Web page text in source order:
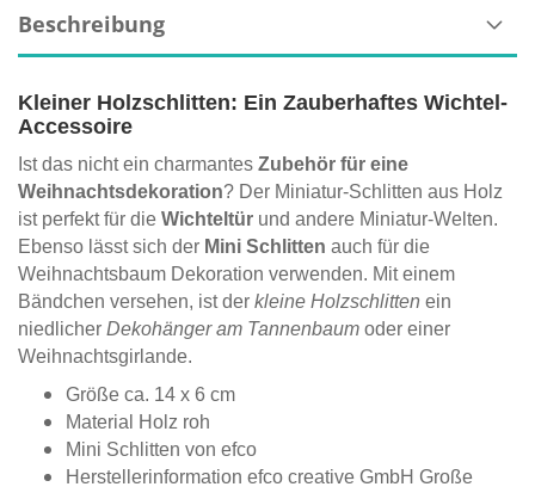
Beschreibung
Kleiner Holzschlitten: Ein Zauberhaftes Wichtel-
Accessoire
Ist das nicht ein charmantes Zubehör für eine
Weihnachtsdekoration? Der Miniatur-Schlitten aus Holz
ist perfekt für die Wichteltür und andere Miniatur-Welten.
Ebenso lässt sich der Mini Schlitten auch für die
Weihnachtsbaum Dekoration verwenden. Mit einem
Bändchen versehen, ist der kleine Holzschlitten ein
niedlicher Dekohänger am Tannenbaum oder einer
Weihnachtsgirlande.
Größe ca. 14 x 6 cm
Material Holz roh
Mini Schlitten von efco
Herstellerinformation efco creative GmbH Große